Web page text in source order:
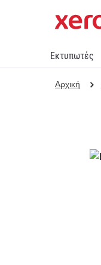
Εκτυπωτές
Αρχική